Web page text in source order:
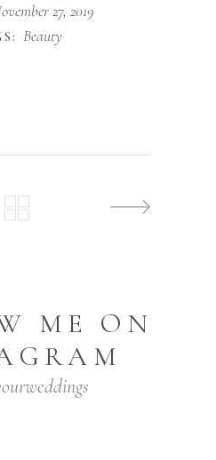
27, 2019
Beauty
ME ON